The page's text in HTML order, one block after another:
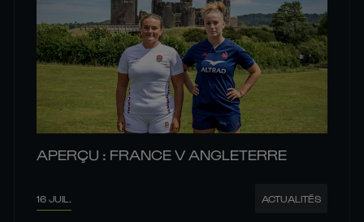
APERÇU : FRANCE V ANGLETERRE
16 JUIL. ACTUALITÉS